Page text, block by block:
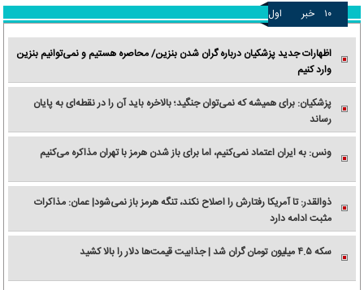
۱۰ خبر اول
اظهارات جدید پزشکیان درباره گران شدن بنزین/ محاصره هستیم و نمی‌توانیم بنزین
وارد کنیم
پزشکیان: برای همیشه که نمی‌توان جنگید؛ بالاخره باید آن را در نقطه‌ای به پایان
رساند
ونس: به ایران اعتماد نمی‌کنیم، اما برای باز شدن هرمز با تهران مذاکره می‌کنیم
ذوالقدر: تا آمریکا رفتارش را اصلاح نکند، تنگه هرمز باز نمی‌شود| عمان: مذاکرات
مثبت ادامه دارد
سکه ۴.۵ میلیون تومان گران شد | جذابیت قیمت‌ها دلار را بالا کشید